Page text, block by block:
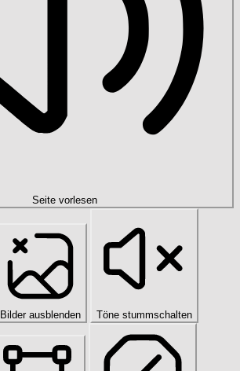
Seite vorlesen
Bilder ausblenden Töne stummschalten